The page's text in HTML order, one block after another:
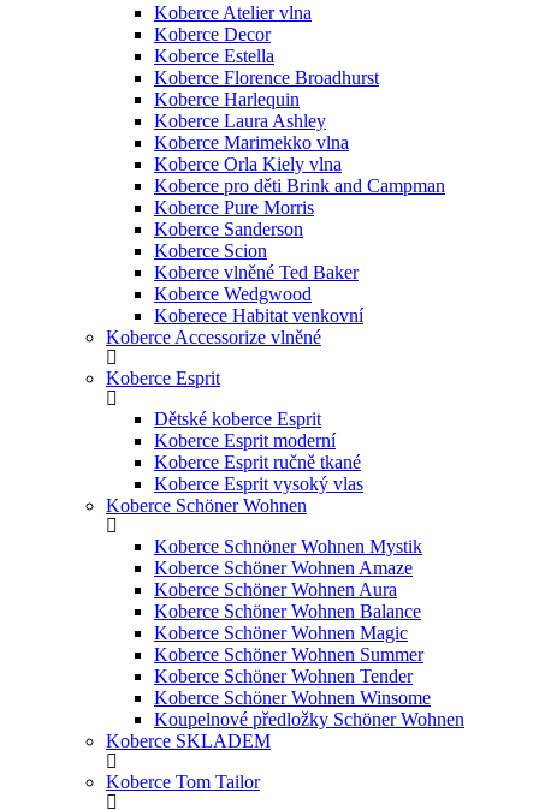
Koberce Atelier vlna
Koberce Decor
Koberce Estella
Koberce Florence Broadhurst
Koberce Harlequin
Koberce Laura Ashley
Koberce Marimekko vlna
Koberce Orla Kiely vlna
Koberce pro děti Brink and Campman
Koberce Pure Morris
Koberce Sanderson
Koberce Scion
Koberce vlněné Ted Baker
Koberce Wedgwood
Koberece Habitat venkovní
Koberce Accessorize vlněné
Koberce Esprit
Dětské koberce Esprit
Koberce Esprit moderní
Koberce Esprit ručně tkané
Koberce Esprit vysoký vlas
Koberce Schöner Wohnen
Koberce Schnöner Wohnen Mystik
Koberce Schöner Wohnen Amaze
Koberce Schöner Wohnen Aura
Koberce Schöner Wohnen Balance
Koberce Schöner Wohnen Magic
Koberce Schöner Wohnen Summer
Koberce Schöner Wohnen Tender
Koberce Schöner Wohnen Winsome
Koupelnové předložky Schöner Wohnen
Koberce SKLADEM
Koberce Tom Tailor